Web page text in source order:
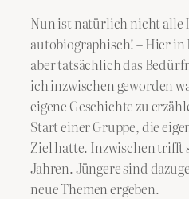
Nun ist natürlich nicht alle
autobiographisch! – Hier
aber tatsächlich das
ich inzwischen geworden
eigene Geschichte zu
Start einer Gruppe, die
Ziel hatte. Inzwischen trifft
Jahren. Jüngere sind
neue Themen ergeben.